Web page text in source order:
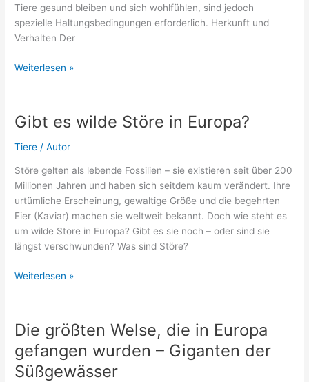
Tiere gesund bleiben und sich wohlfühlen, sind jedoch
spezielle Haltungsbedingungen erforderlich. Herkunft und
Verhalten Der
Panzergürtelschweif
–
Tipps
und
Hinweise
Weiterlesen »
Gibt es wilde Störe in Europa?
Tiere /Autor
Störe gelten als lebende Fossilien – sie existieren seit über 200
Millionen Jahren und haben sich seitdem kaum verändert. Ihre
urtümliche Erscheinung, gewaltige Größe und die begehrten
Eier (Kaviar) machen sie weltweit bekannt. Doch wie steht es
um wilde Störe in Europa? Gibt es sie noch – oder sind sie
längst verschwunden? Was sind Störe?
Gibt
wilde
in
Europa?
Weiterlesen »
Die größten Welse, die in Europa
gefangen wurden – Giganten der
Süßgewässer